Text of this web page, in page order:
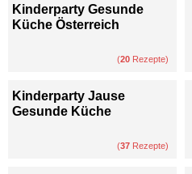
Kinderparty Gesunde
Küche Österreich
(20 Rezepte)
Kinderparty Jause
Gesunde Küche
(37 Rezepte)